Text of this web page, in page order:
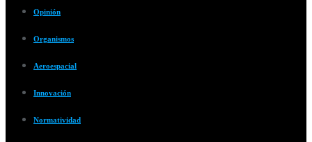
Opinión
Organismos
Aeroespacial
Innovación
Normatividad